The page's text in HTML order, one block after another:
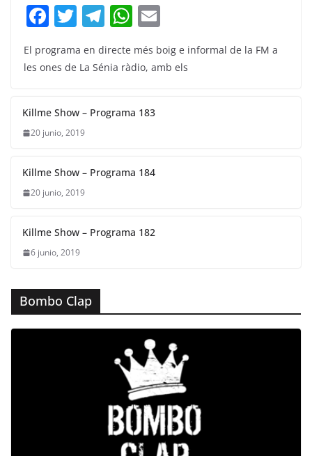
F
c
b
o
k
T
itt
T
el
e
a
m
W
h
at
A
m
ai
El programa en directe més boig e informal de la FM a
les ones de La Sénia ràdio, amb els
Killme Show – Programa 183
20 junio, 2019
Killme Show – Programa 184
20 junio, 2019
Killme Show – Programa 182
6 junio, 2019
Bombo Clap